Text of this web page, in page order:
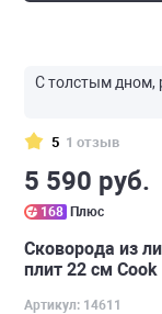
С толстым дном,
5 1 отзыв
5 590 руб.
168 Плюс
Сковорода из
плит 22 см Cook
Артикул: 14611